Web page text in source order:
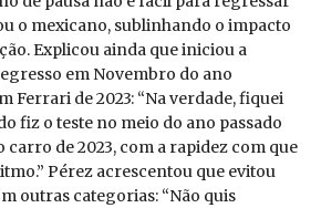
o mexicano, sublinhando o impacto
Explicou ainda que iniciou a
em Novembro do ano
Ferrari de 2023: “Na verdade, fiquei
fiz o teste no meio do ano passado
carro de 2023, com a rapidez com que
Pérez acrescentou que evitou
outras categorias: “Não quis